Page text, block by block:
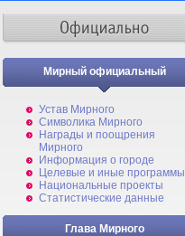
Мирный официальный
Устав Мирного
Символика Мирного
Награды и поощрения
Мирного
Информация о городе
Целевые и иные программы
Национальные проекты
Статистические данные
Глава Мирного